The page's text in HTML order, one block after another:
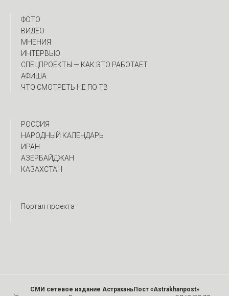
ФОТО
ВИДЕО
МНЕНИЯ
ИНТЕРВЬЮ
CПЕЦПРОЕКТЫ — КАК ЭТО РАБОТАЕТ
АФИША
ЧТО СМОТРЕТЬ НЕ ПО ТВ
РОССИЯ
НАРОДНЫЙ КАЛЕНДАРЬ
ИРАН
АЗЕРБАЙДЖАН
КАЗАХСТАН
Портал проекта
СМИ сетевое издание АстраханьПост «Astrakhanpost»